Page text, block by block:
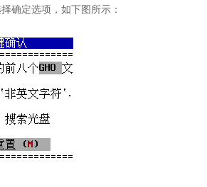
确定选项，如下图所示：